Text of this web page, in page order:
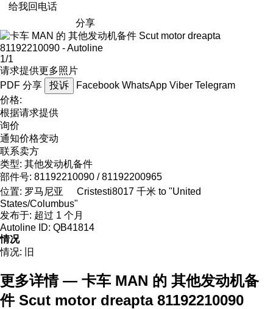
给我回电话
分享
1/1
请求提供更多照片
PDF 分享 投诉 Facebook WhatsApp Viber Telegram
价格:
根据请求提供
询价
通知价格变动
联系卖方
类型: 其他发动机备件
部件号: 81192210090 / 81192200965
位置: 罗马尼亚 Cristesti8017 千米 to "United
States/Columbus"
发布于: 超过 1 个月
Autoline ID: QB41814
情况
情况:
旧
更多详情 — 卡车 MAN 的 其他发动机备
件 Scut motor dreapta 81192210090